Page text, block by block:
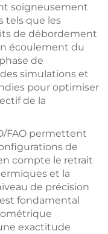
soigneusement
tels que les
de débordement
écoulement du
de
simulations et
pour optimiser
de la
FAO permettent
de
compte le retrait
et la
de précision
fondamental
exactitude